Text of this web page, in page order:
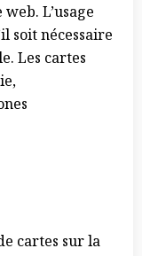
L’usage
soit nécessaire
Les cartes
cartes sur la